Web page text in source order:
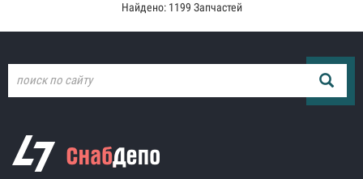
Найдено: 1199 Запчастей